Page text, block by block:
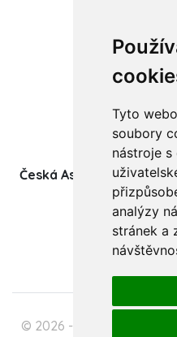
Tyto
soubory
nástroje s
analýzy
stránek a
Kurzy a
Sídlo
Česká Asociace
708 00
© 2026 - Česká Asociace